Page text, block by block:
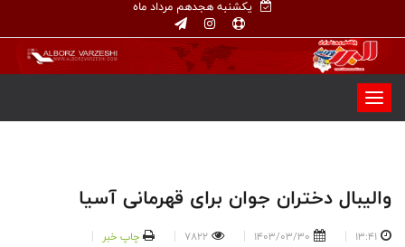
یکشنبه هجدهم مرداد ماه
والیبال دختران جوان برای قهرمانی آسیا
13:41
1403/03/30
7822 چاپ خبر